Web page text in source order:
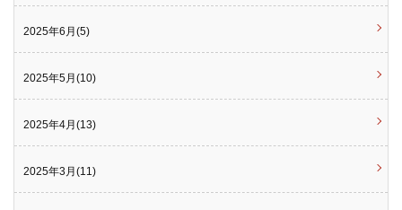
2025年6月(5)
2025年5月(10)
2025年4月(13)
2025年3月(11)